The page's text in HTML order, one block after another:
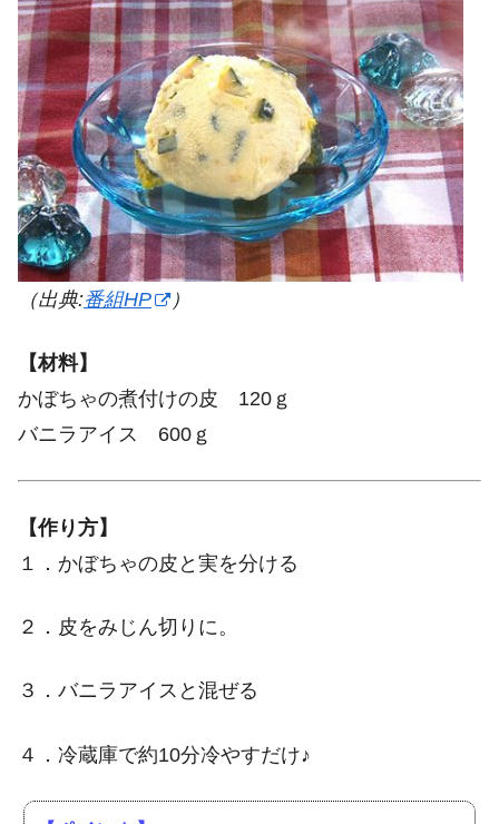
（出典:番組HP ）
【材料】
かぼちゃの煮付けの皮 120ｇ
バニラアイス 600ｇ
【作り方】
１．かぼちゃの皮と実を分ける
２．皮をみじん切りに。
３．バニラアイスと混ぜる
４．冷蔵庫で約10分冷やすだけ♪